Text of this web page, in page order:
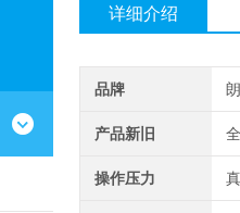
详细介绍
品牌
产品新旧
操作压力